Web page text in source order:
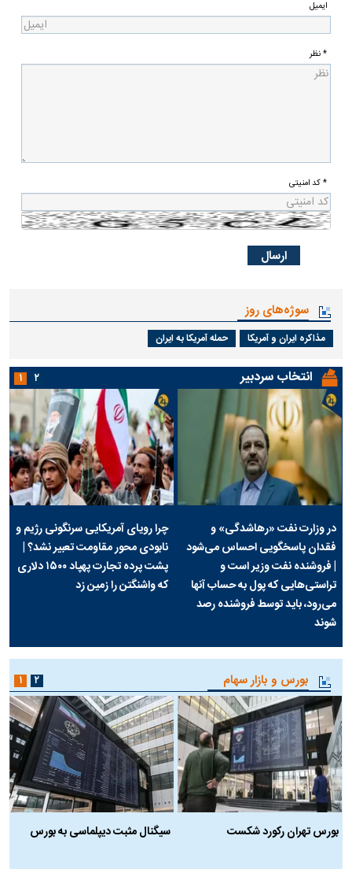
ایمیل
* نظر
* کد امنیتی
سوژه‌های روز
مذاکره ایران و آمریکا حمله آمریکا به ایران
انتخاب سردبیر
در وزارت نفت «رهاشدگی» و
فقدان پاسخگویی احساس می‌شود
| فروشنده نفت وزیر است و
تراستی‌هایی که پول به حساب آنها
می‌رود، باید توسط فروشنده رصد
شوند
چرا رویای آمریکایی سرنگونی رژیم و
نابودی محور مقاومت تعبیر نشد؟ |
پشت پرده تجارت پهپاد‌ ۱۵۰۰ دلاری
که واشنگتن را زمین زد
۱ ۲
بورس و بازار سهام
بورس تهران رکورد شکست
سیگنال مثبت دیپلماسی به بورس
۱ ۲